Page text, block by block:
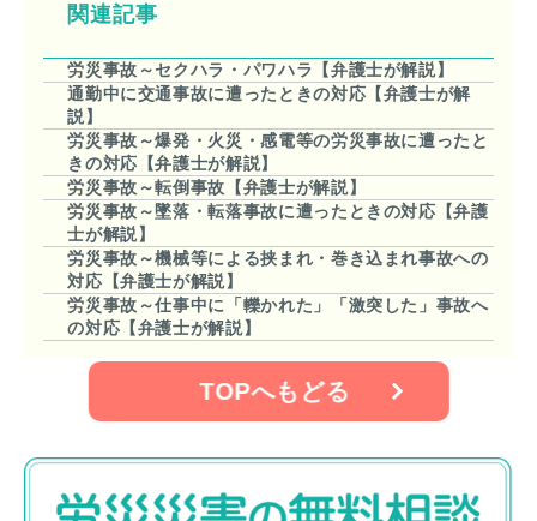
関連記事
労災事故～セクハラ・パワハラ【弁護士が解説】
通勤中に交通事故に遭ったときの対応【弁護士が解
説】
労災事故～爆発・火災・感電等の労災事故に遭ったと
きの対応【弁護士が解説】
労災事故～転倒事故【弁護士が解説】
労災事故～墜落・転落事故に遭ったときの対応【弁護
士が解説】
労災事故～機械等による挟まれ・巻き込まれ事故への
対応【弁護士が解説】
労災事故～仕事中に「轢かれた」「激突した」事故へ
の対応【弁護士が解説】
TOPへもどる